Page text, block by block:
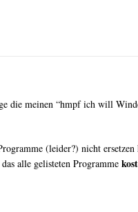
die meinen “hmpf ich will
(leider?) nicht
alle gelisteten Programme